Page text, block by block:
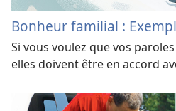
Bonheur familial :
Si vous voulez que vos
elles doivent être en accord